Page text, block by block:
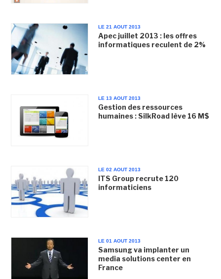
LE 21 AOUT 2013
Apec juillet 2013 : les offres
informatiques reculent de 2%
LE 13 AOUT 2013
Gestion des ressources
humaines : SilkRoad lève 16 M$
LE 02 AOUT 2013
ITS Group recrute 120
informaticiens
LE 01 AOUT 2013
Samsung va implanter un
media solutions center en
France